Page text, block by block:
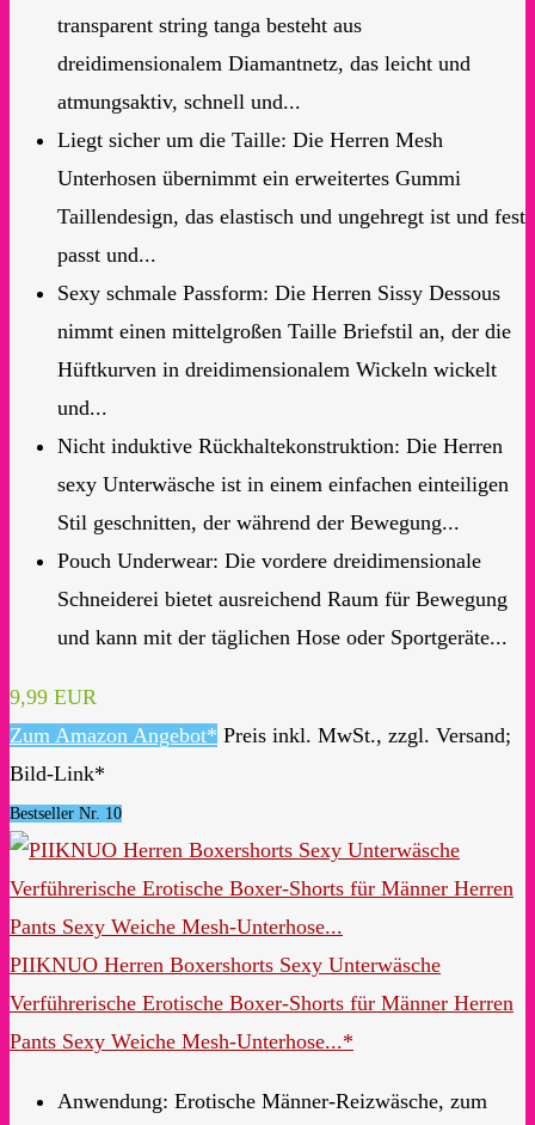
transparent string tanga besteht aus
dreidimensionalem Diamantnetz, das leicht und
atmungsaktiv, schnell und...
Liegt sicher um die Taille: Die Herren Mesh
Unterhosen übernimmt ein erweitertes Gummi
Taillendesign, das elastisch und ungehregt ist und fest
passt und...
Sexy schmale Passform: Die Herren Sissy Dessous
nimmt einen mittelgroßen Taille Briefstil an, der die
Hüftkurven in dreidimensionalem Wickeln wickelt
und...
Nicht induktive Rückhaltekonstruktion: Die Herren
sexy Unterwäsche ist in einem einfachen einteiligen
Stil geschnitten, der während der Bewegung...
Pouch Underwear: Die vordere dreidimensionale
Schneiderei bietet ausreichend Raum für Bewegung
und kann mit der täglichen Hose oder Sportgeräte...
9,99 EUR
Zum Amazon Angebot* Preis inkl. MwSt., zzgl. Versand;
Bild-Link*
Bestseller Nr. 10
PIIKNUO Herren Boxershorts Sexy Unterwäsche
Verführerische Erotische Boxer-Shorts für Männer Herren
Pants Sexy Weiche Mesh-Unterhose...*
Anwendung: Erotische Männer-Reizwäsche, zum